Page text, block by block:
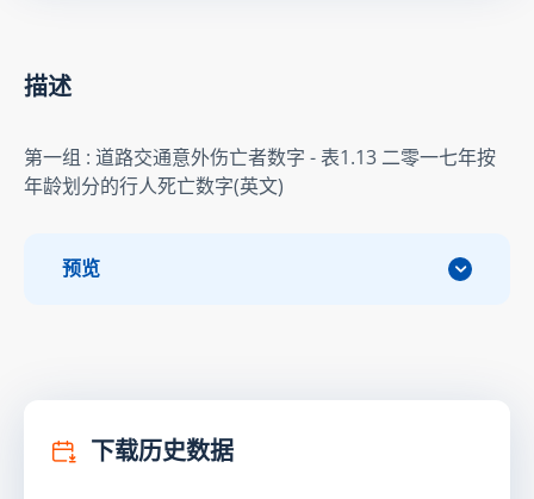
描述
第一组 : 道路交通意外伤亡者数字 - 表1.13 二零一七年按
年龄划分的行人死亡数字(英文)
预览
下载历史数据